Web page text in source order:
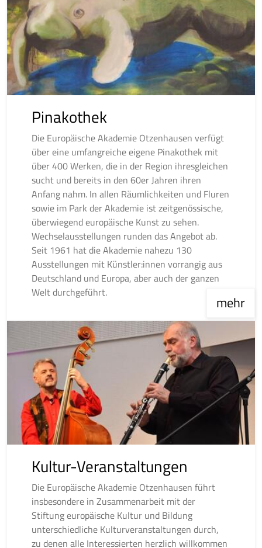
Pinakothek
Die Europäische Akademie Otzenhausen verfügt
über eine umfangreiche eigene Pinakothek mit
über 400 Werken, die in der Region ihresgleichen
sucht und bereits in den 60er Jahren ihren
Anfang nahm. In allen Räumlichkeiten und Fluren
sowie im Park der Akademie ist zeitgenössische,
überwiegend europäische Kunst zu sehen.
Wechselausstellungen runden das Angebot ab.
Seit 1961 hat die Akademie nahezu 130
Ausstellungen mit Künstler:innen vorrangig aus
Deutschland und Europa, aber auch der ganzen
Welt durchgeführt.
mehr
Kultur-Veranstaltungen
Die Europäische Akademie Otzenhausen führt
insbesondere in Zusammenarbeit mit der
Stiftung europäische Kultur und Bildung
unterschiedliche Kulturveranstaltungen durch,
zu denen alle Interessierten herzlich willkommen